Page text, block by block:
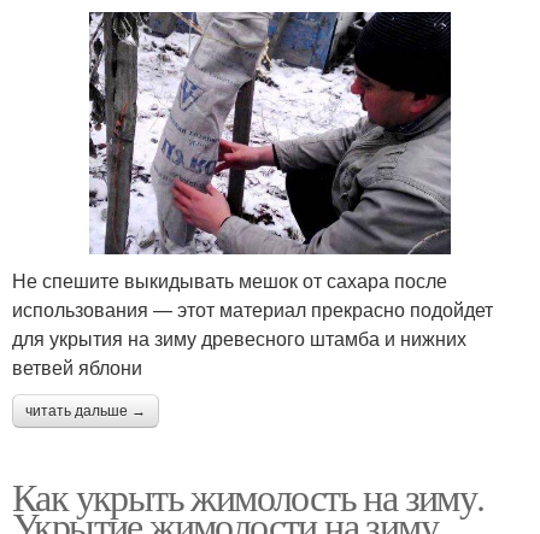
Не спешите выкидывать мешок от сахара после
использования — этот материал прекрасно подойдет
для укрытия на зиму древесного штамба и нижних
ветвей яблони
читать дальше →
Как укрыть жимолость на зиму.